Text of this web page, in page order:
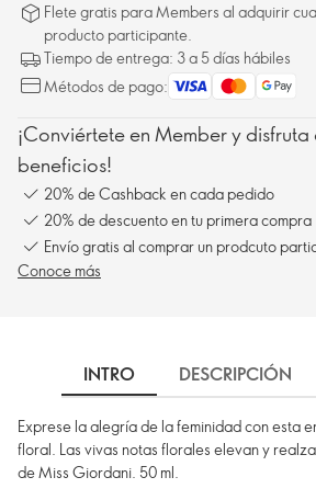
Flete gratis para Members al adquirir
producto participante.
Tiempo de entrega: 3 a 5 días hábiles
Métodos de pago:
¡Conviértete en Member y
beneficios!
20% de Cashback en cada pedido
20% de descuento en tu primera compra
Envío gratis al comprar un prodcuto
Conoce más
INTRO DESCRIPCIÓN
Exprese la alegría de la feminidad con esta
floral. Las vivas notas florales elevan y
de Miss Giordani. 50 ml.